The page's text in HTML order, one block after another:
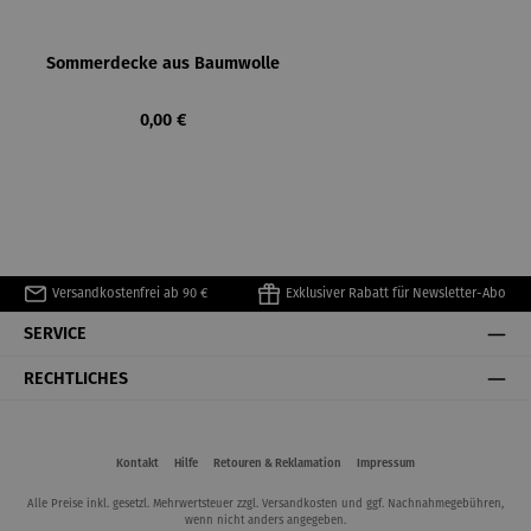
Sommerdecke aus Baumwolle
Regulärer Preis:
0,00 €
Versandkostenfrei ab 90 € Exklusiver Rabatt für Newsletter-Abo
SERVICE
RECHTLICHES
Kontakt Hilfe Retouren & Reklamation Impressum
Alle Preise inkl. gesetzl. Mehrwertsteuer zzgl. Versandkosten und ggf. Nachnahmegebühren,
wenn nicht anders angegeben.